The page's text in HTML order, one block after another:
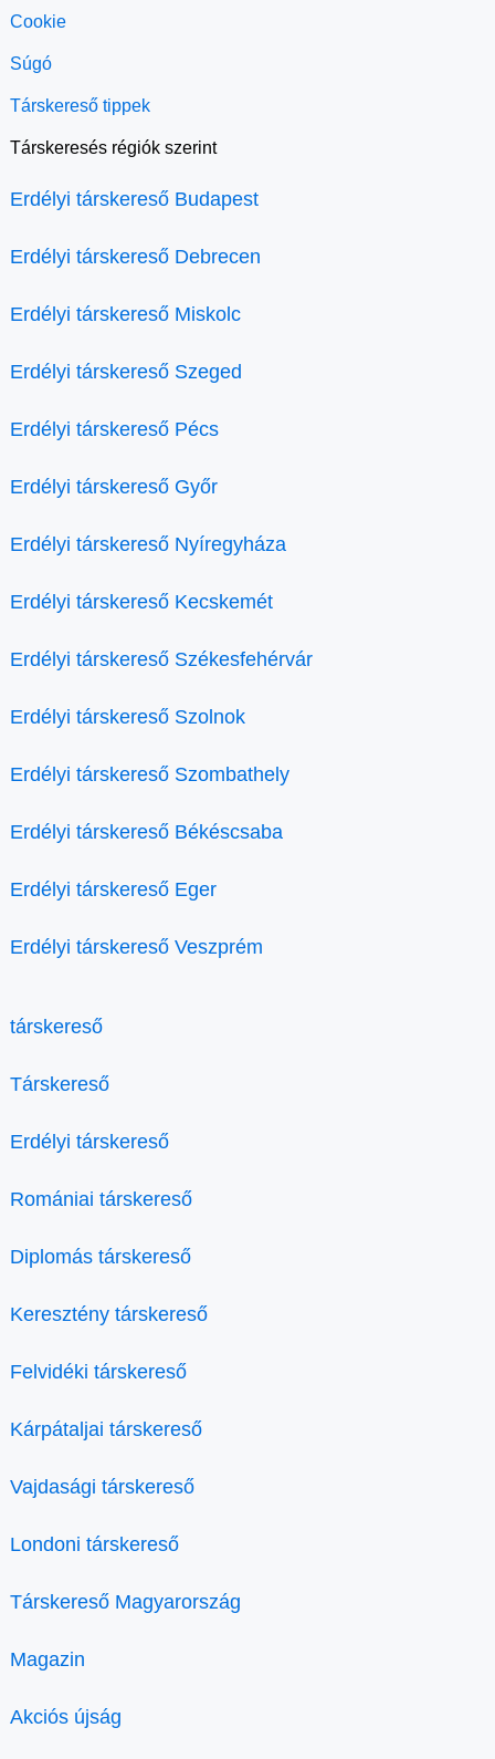
Cookie
Súgó
Társkereső tippek
Társkeresés régiók szerint
Erdélyi társkereső Budapest
Erdélyi társkereső Debrecen
Erdélyi társkereső Miskolc
Erdélyi társkereső Szeged
Erdélyi társkereső Pécs
Erdélyi társkereső Győr
Erdélyi társkereső Nyíregyháza
Erdélyi társkereső Kecskemét
Erdélyi társkereső Székesfehérvár
Erdélyi társkereső Szolnok
Erdélyi társkereső Szombathely
Erdélyi társkereső Békéscsaba
Erdélyi társkereső Eger
Erdélyi társkereső Veszprém
társkereső
Társkereső
Erdélyi társkereső
Romániai társkereső
Diplomás társkereső
Keresztény társkereső
Felvidéki társkereső
Kárpátaljai társkereső
Vajdasági társkereső
Londoni társkereső
Társkereső Magyarország
Magazin
Akciós újság